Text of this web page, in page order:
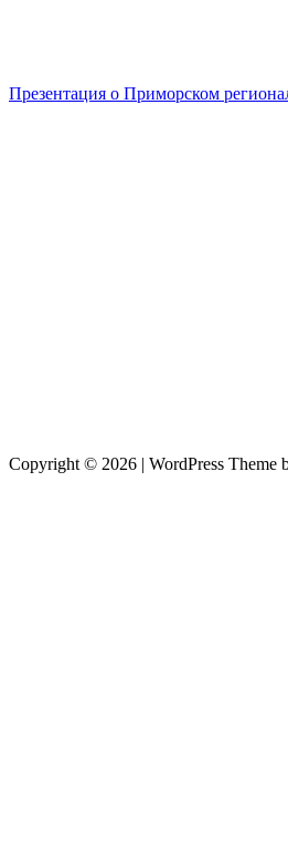
Презентация о Приморском
Copyright © 2026 | WordPress Theme